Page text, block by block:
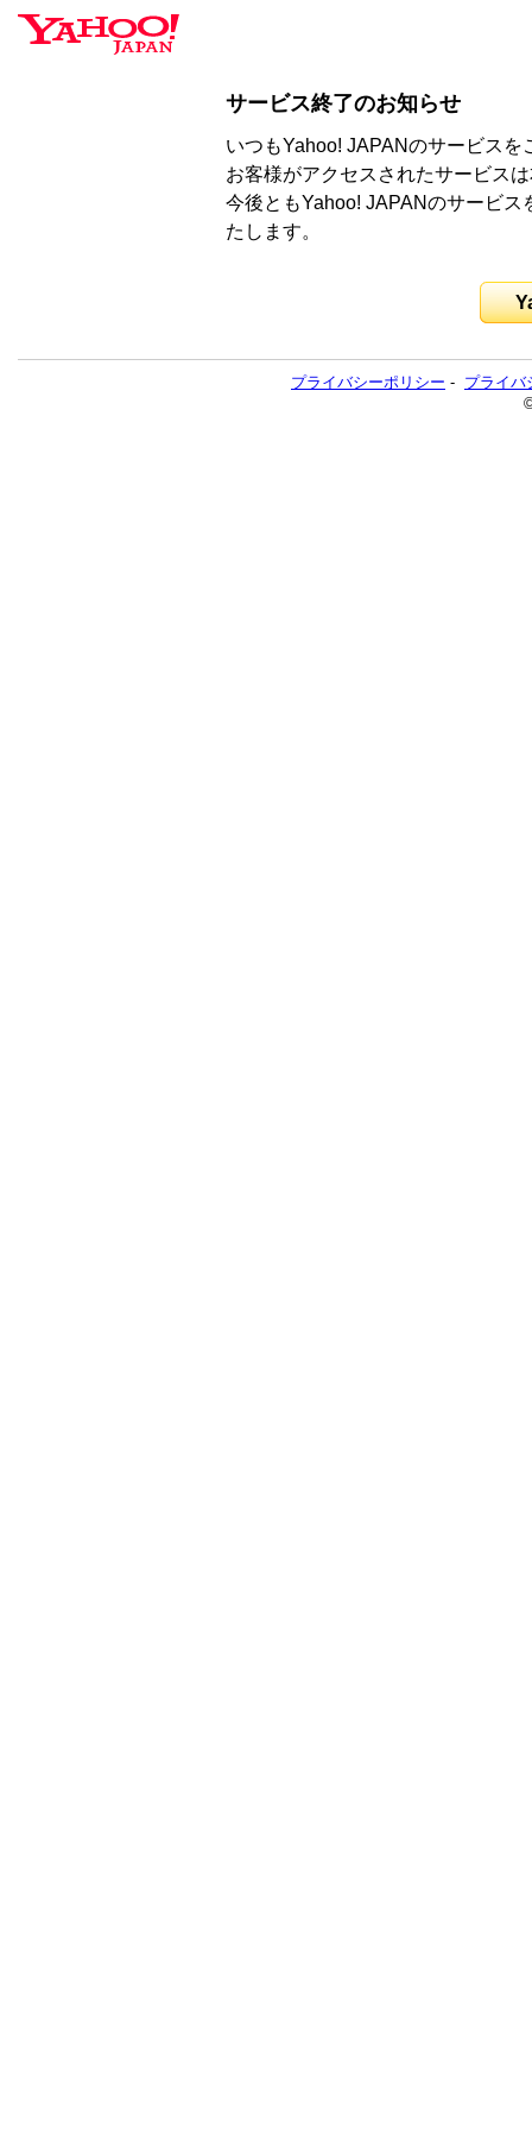
サービス終了のお知らせ
いつもYahoo! JAPANのサービス
お客様がアクセスされたサービス
今後ともYahoo! JAPANのサービ
たします。
プライバシーポリシー - プライバ